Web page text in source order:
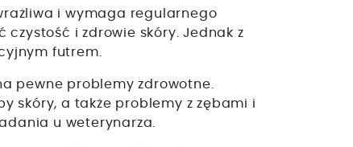
i wymaga regularnego
i zdrowie skóry. Jednak z
futrem.
pewne problemy zdrowotne.
skóry, a także problemy z zębami i
u weterynarza.